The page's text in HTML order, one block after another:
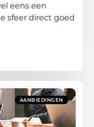
eens een
sfeer direct goed
AANBIEDINGEN